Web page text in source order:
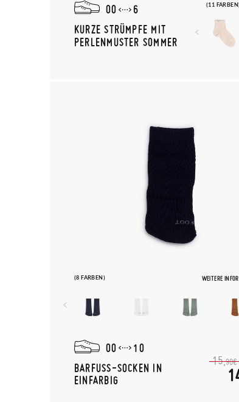
(11
00
6
KURZE STRÜMPFE MIT
PERLENMUSTER SOMMER
(8 FARBEN) WEITERE
00
10
BARFUSS-SOCKEN IN E
INFARBIG
15,90€